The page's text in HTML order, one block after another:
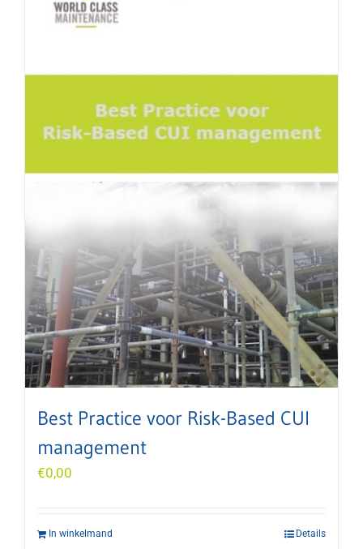
Best Practice voor Risk-Based CUI
management
€0,00
In winkelmand Details